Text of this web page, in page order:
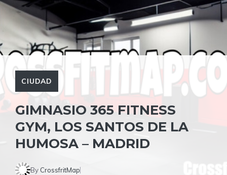
CIUDAD
GIMNASIO 365 FITNESS
GYM, LOS SANTOS DE LA
HUMOSA – MADRID
By CrossfritMap